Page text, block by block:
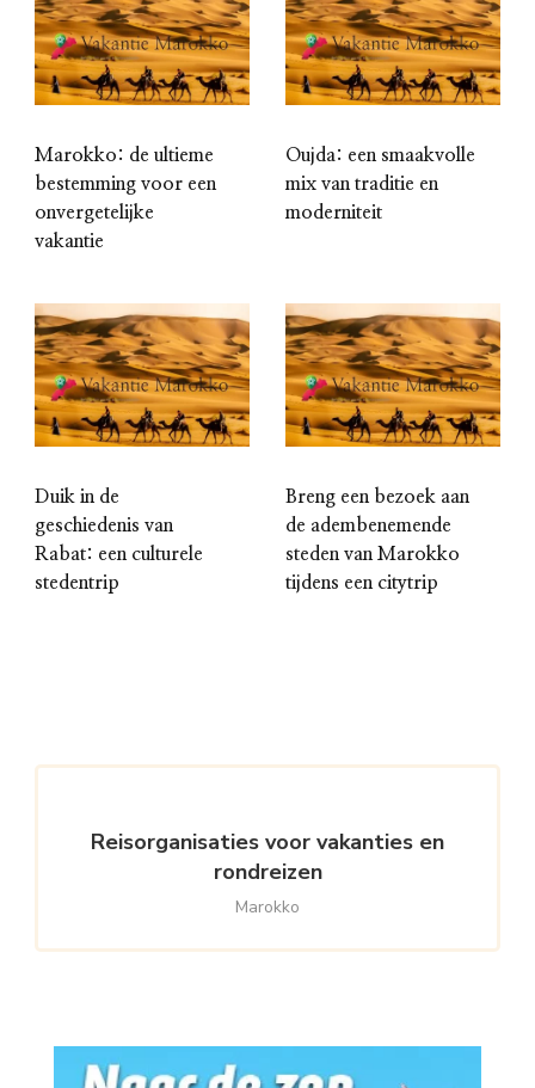
Marokko: de ultieme
bestemming voor een
onvergetelijke
vakantie
Oujda: een smaakvolle
mix van traditie en
moderniteit
Duik in de
geschiedenis van
Rabat: een culturele
stedentrip
Breng een bezoek aan
de adembenemende
steden van Marokko
tijdens een citytrip
Reisorganisaties voor vakanties en
rondreizen
Marokko